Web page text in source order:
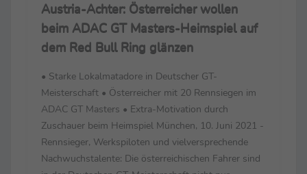
Austria-Achter: Österreicher wollen
beim ADAC GT Masters-Heimspiel auf
dem Red Bull Ring glänzen
• Starke Lokalmatadore in Deutscher GT-
Meisterschaft • Österreicher mit 20 Rennsiegen im
ADAC GT Masters • Extra-Motivation durch
Zuschauer beim Heimspiel München, 10. Juni 2021 -
Rennsieger, Werkspiloten und vielversprechende
Nachwuchstalente: Die österreichischen Fahrer sind